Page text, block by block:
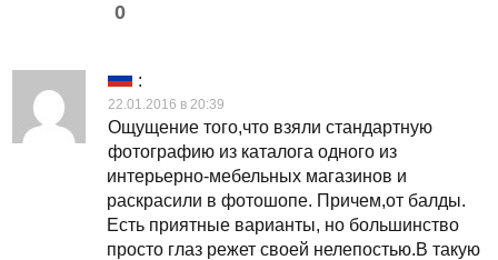
0
:
22.01.2016 в 20:39
Ощущение того,что взяли стандартную
фотографию из каталога одного из
интерьерно-мебельных магазинов и
раскрасили в фотошопе. Причем,от балды.
Есть приятные варианты, но большинство
просто глаз режет своей нелепостью.В такую